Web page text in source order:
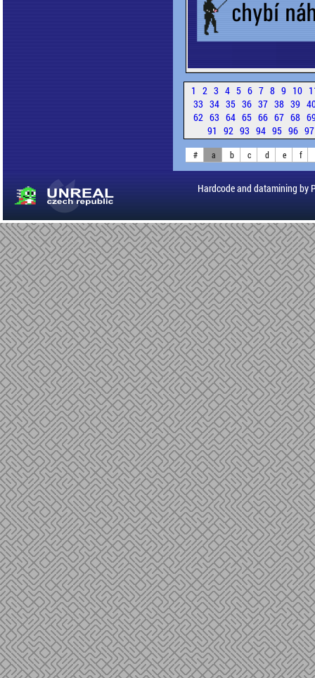
1 2 3 4 5 6 7 8 9 10
33 34 35 36 37 38 39
62 63 64 65 66 67 68
91 92 93 94 95 96
# a b c d e f
Hardcode and datamining by